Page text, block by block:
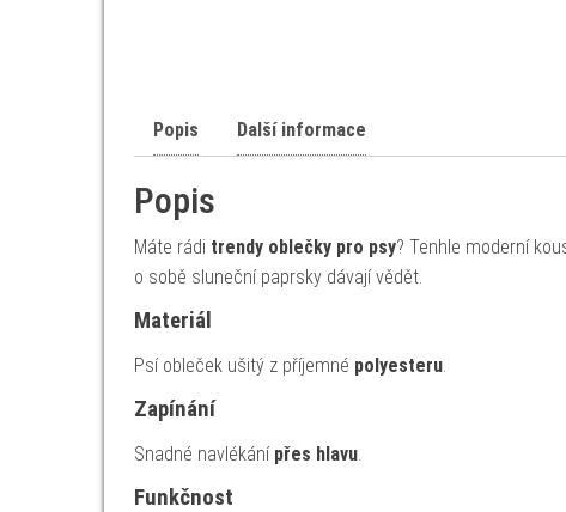
Popis Další informace
Popis
Máte rádi trendy oblečky pro psy? Tenhle moderní
o sobě sluneční paprsky dávají vědět.
Materiál
Psí obleček ušitý z příjemné polyesteru.
Zapínání
Snadné navlékání přes hlavu.
Funkčnost